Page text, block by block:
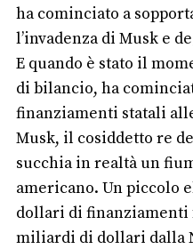
ha cominciato a
l’invadenza di Musk e
E quando è stato il
di bilancio, ha
finanziamenti statali
Musk, il cosiddetto re
succhia in realtà un
americano. Un piccolo
dollari di finanziamenti
miliardi di dollari dalla